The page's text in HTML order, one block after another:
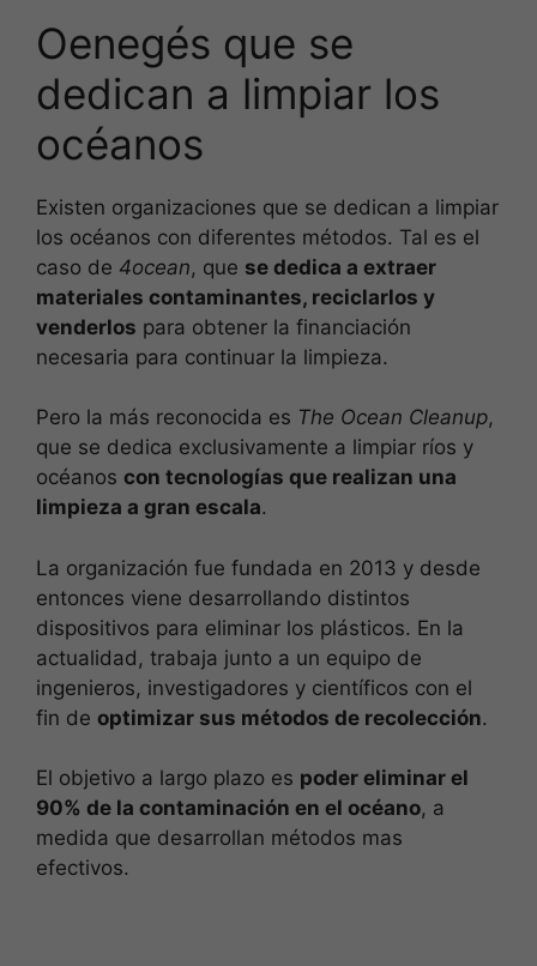
Oenegés que se
dedican a limpiar los
océanos
Existen organizaciones que se dedican a limpiar
los océanos con diferentes métodos. Tal es el
caso de 4ocean, que se dedica a extraer
materiales contaminantes, reciclarlos y
venderlos para obtener la financiación
necesaria para continuar la limpieza.
Pero la más reconocida es The Ocean Cleanup,
que se dedica exclusivamente a limpiar ríos y
océanos con tecnologías que realizan una
limpieza a gran escala.
La organización fue fundada en 2013 y desde
entonces viene desarrollando distintos
dispositivos para eliminar los plásticos. En la
actualidad, trabaja junto a un equipo de
ingenieros, investigadores y científicos con el
fin de optimizar sus métodos de recolección.
El objetivo a largo plazo es poder eliminar el
90% de la contaminación en el océano, a
medida que desarrollan métodos mas
efectivos.